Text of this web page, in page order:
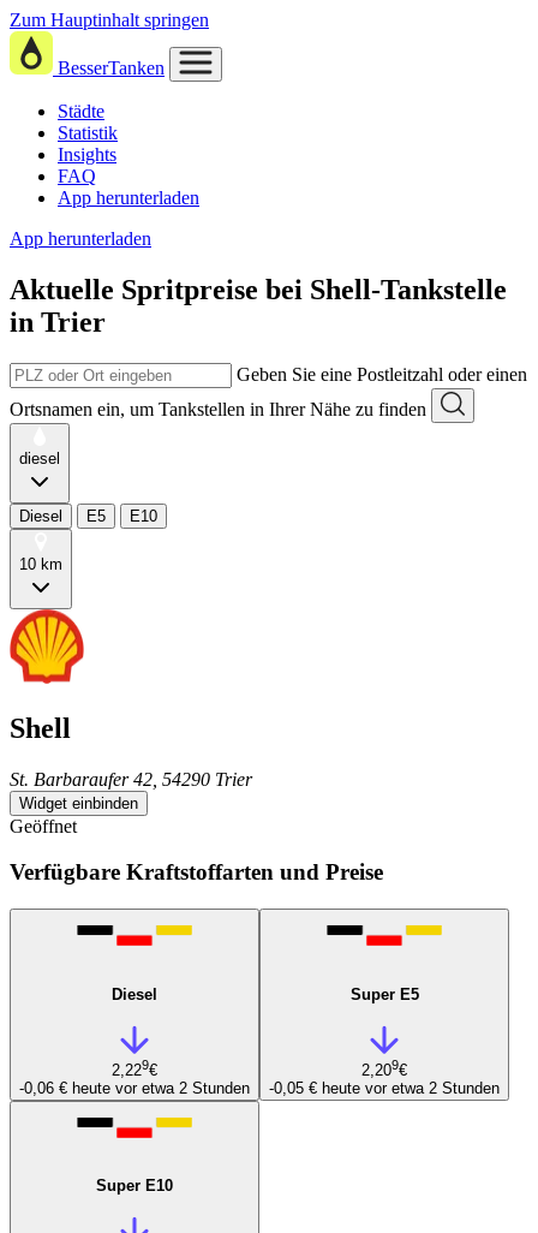
Zum Hauptinhalt springen
BesserTanken
Städte
Statistik
Insights
FAQ
App herunterladen
App herunterladen
Aktuelle Spritpreise bei Shell-Tankstelle
in Trier
Geben Sie eine Postleitzahl oder einen
Ortsnamen ein, um Tankstellen in Ihrer Nähe zu finden
diesel
Diesel E5 E10
10 km
Shell
St. Barbaraufer 42, 54290 Trier
Widget einbinden
Geöffnet
Verfügbare Kraftstoffarten und Preise
Diesel
2,229€
-0,06 € heute vor etwa 2 Stunden
Super E5
2,209€
-0,05 € heute vor etwa 2 Stunden
Super E10